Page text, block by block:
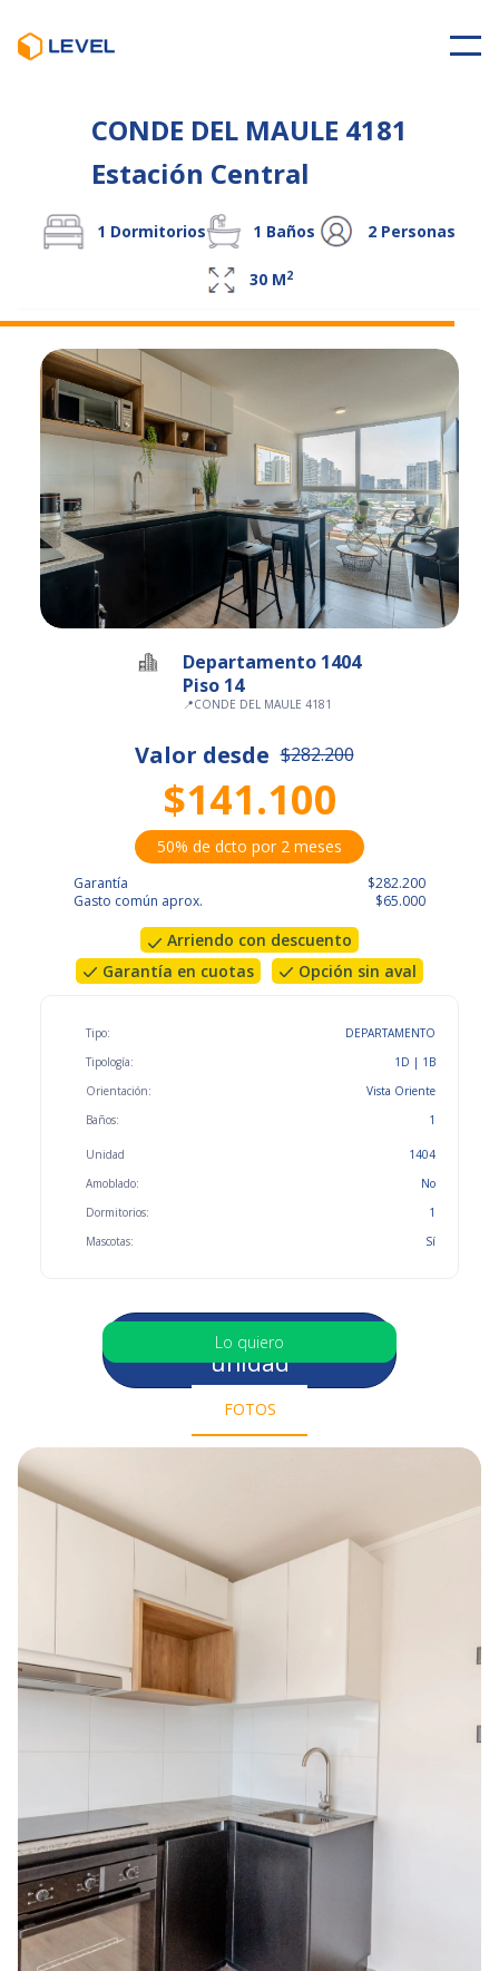
CONDE DEL MAULE 4181
Estación Central
1 Dormitorios 1 Baños 2 Personas
30 M2
Departamento 1404
Piso 14
📍CONDE DEL MAULE 4181
Valor desde $282.200
$141.100
50% de dcto por 2 meses
Garantía
Gasto común aprox.
$282.200
$65.000
Arriendo con descuento
Garantía en cuotas
Opción sin aval
Tipo:
Tipología:
Orientación:
Baños:
DEPARTAMENTO
1D | 1B
Vista Oriente
1
Unidad
Amoblado:
Dormitorios:
Mascotas:
1404
No
1
Sí
Selecciona otra
unidad
Lo quiero
FOTOS